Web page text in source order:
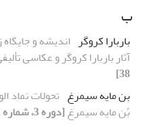
ب
باربارا کروگر اندیشه و
آثار باربارا کروگر و عکاسی
38]
بن مایه سیمرغ تحولات نماد
بُن مایه سیمرغ[دوره 3، شماره 1، 1390، صفحه 5-23]